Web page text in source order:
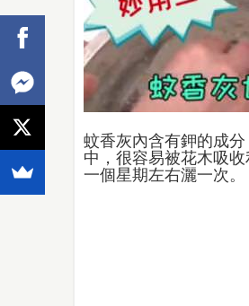
蚊香灰內含有鉀的成
中，很容易被花木吸
一個星期左右灑一次。